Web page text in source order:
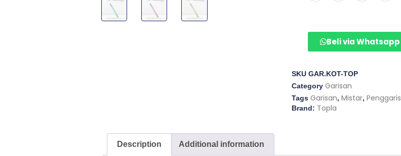
Beli via Whatsapp
SKU GAR.KOT-TOP
Category Garisan
Tags Garisan, Mistar, Penggaris
Brand: Topla
Description Additional information